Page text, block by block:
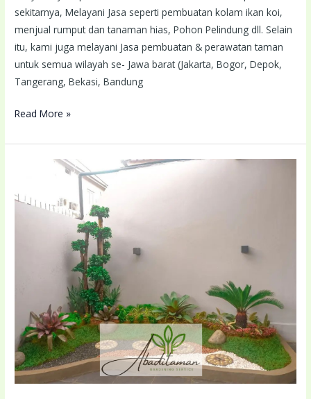
sekitarnya, Melayani Jasa seperti pembuatan kolam ikan koi,
menjual rumput dan tanaman hias, Pohon Pelindung dll. Selain
itu, kami juga melayani Jasa pembuatan & perawatan taman
untuk semua wilayah se- Jawa barat (Jakarta, Bogor, Depok,
Tangerang, Bekasi, Bandung
Read More »
Ciledug